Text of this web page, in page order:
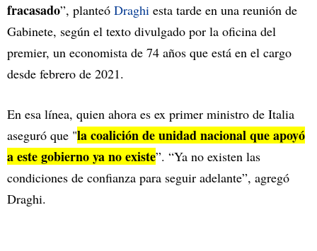
fracasado”, planteó Draghi esta tarde en una reunión de
Gabinete, según el texto divulgado por la oficina del
premier, un economista de 74 años que está en el cargo
desde febrero de 2021.
En esa línea, quien ahora es ex primer ministro de Italia
aseguró que "la coalición de unidad nacional que apoyó
a este gobierno ya no existe”. “Ya no existen las
condiciones de confianza para seguir adelante”, agregó
Draghi.